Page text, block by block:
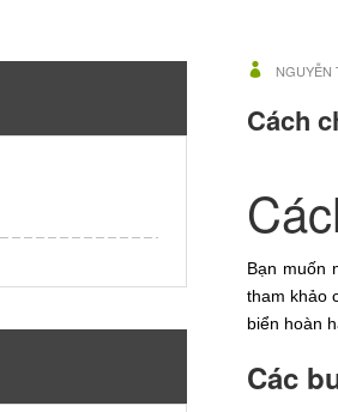
NGUYỄN
Cách
Bạn muốn
tham khảo
biển hoàn
Các